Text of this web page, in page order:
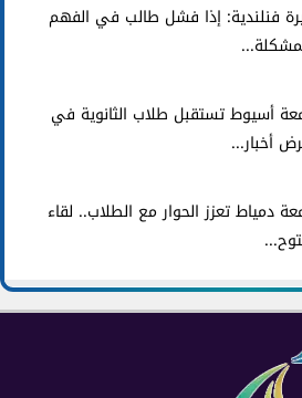
فنلندية: إذا فشل طالب في الفهم
أسيوط تستقبل طلاب الثانوية في
أخبار...
دمياط تعزز الحوار مع الطلاب.. لقاء